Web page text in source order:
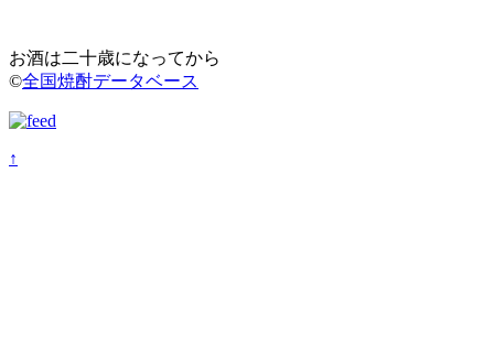
お酒は二十歳になってから
©全国焼酎データベース
↑